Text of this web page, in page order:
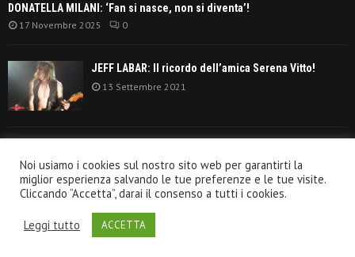
DONATELLA MILANI: ‘Fan si nasce, non si diventa’!
17 Novembre 2025 0
JEFF LABAR: Il ricordo dell’amica Serena Vitto!
13 Settembre 2021
settanta’!
30 Giugno 2021
Noi usiamo i cookies sul nostro sito web per garantirti la
miglior esperienza salvando le tue preferenze e le tue visite.
Cliccando “Accetta”, darai il consenso a tutti i cookies.
Leggi tutto ACCETTA